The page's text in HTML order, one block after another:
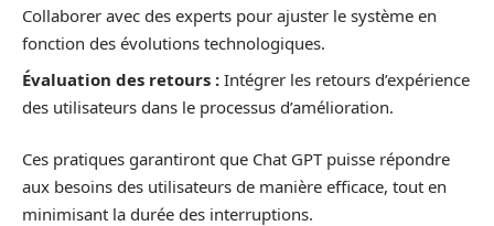
Collaborer avec des experts pour ajuster le système en
fonction des évolutions technologiques.
Évaluation des retours : Intégrer les retours d’expérience
des utilisateurs dans le processus d’amélioration.
Ces pratiques garantiront que Chat GPT puisse répondre
aux besoins des utilisateurs de manière efficace, tout en
minimisant la durée des interruptions.